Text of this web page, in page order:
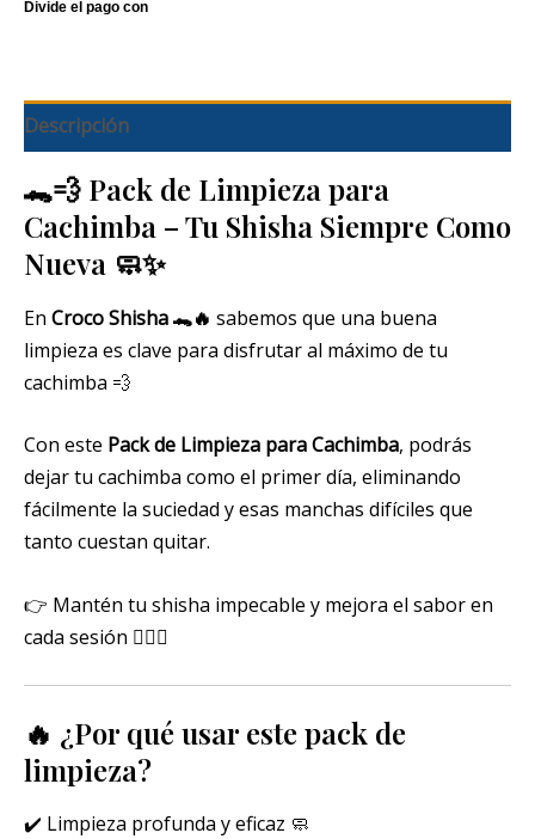
Descripción
🐊💨 Pack de Limpieza para
Cachimba – Tu Shisha Siempre Como
Nueva 🧼✨
En Croco Shisha 🐊🔥 sabemos que una buena
limpieza es clave para disfrutar al máximo de tu
cachimba 💨
Con este Pack de Limpieza para Cachimba, podrás
dejar tu cachimba como el primer día, eliminando
fácilmente la suciedad y esas manchas difíciles que
tanto cuestan quitar.
👉 Mantén tu shisha impecable y mejora el sabor en
cada sesión 😮‍💨💚
🔥 ¿Por qué usar este pack de
limpieza?
✔️ Limpieza profunda y eficaz 🧼